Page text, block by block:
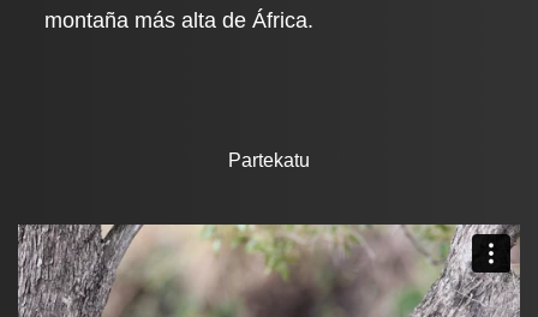
montaña más alta de África.
Partekatu